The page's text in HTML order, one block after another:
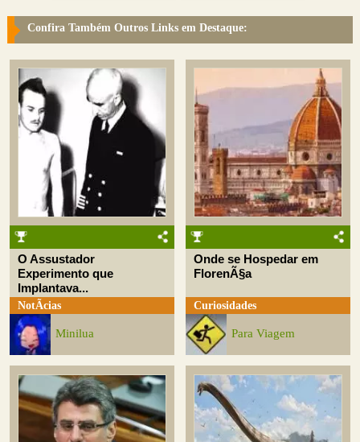
Confira Também Outros Links em Destaque:
O Assustador
Experimento que
Implantava...
NotÃ­cias
Minilua
Onde se Hospedar em
FlorenÃ§a
Curiosidades
Para Viagem